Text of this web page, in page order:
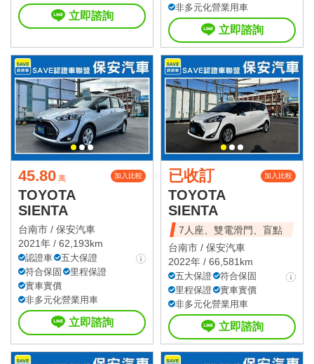
立即諮詢
非多元化營業用車
立即諮詢
45.80 萬 加入比較
TOYOTA
SIENTA
台南市 / 保安汽車
2021年 / 62,193km
認證車
五大保證
符合保固
里程保證
實車實價
非多元化營業用車
立即諮詢
已收訂 加入比較
TOYOTA
SIENTA
7人座、雙電滑門、盲點
台南市 / 保安汽車
2022年 / 66,581km
五大保證
符合保固
里程保證
實車實價
非多元化營業用車
立即諮詢